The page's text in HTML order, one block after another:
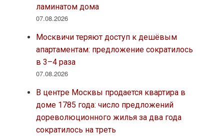
ламинатом дома
07.08.2026
Москвичи теряют доступ к дешёвым
апартаментам: предложение сократилось
в 3–4 раза
07.08.2026
В центре Москвы продается квартира в
доме 1785 года: число предложений
дореволюционного жилья за два года
сократилось на треть